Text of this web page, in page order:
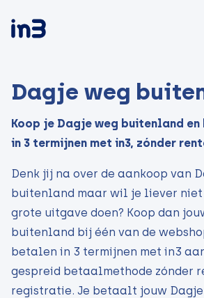
Dagje weg
Koop je Dagje weg buitenland
in 3 termijnen met in3, zónder
Denk jij na over de aankoop van
buitenland maar wil je liever niet
grote uitgave doen? Koop dan
buitenland bij één van de
betalen in 3 termijnen met in3
gespreid betaalmethode zónder
registratie. Je betaalt jouw